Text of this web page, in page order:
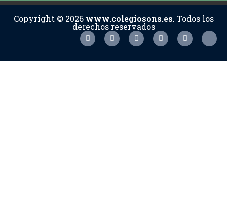
Copyright © 2026 www.colegiosons.es. Todos los
derechos reservados